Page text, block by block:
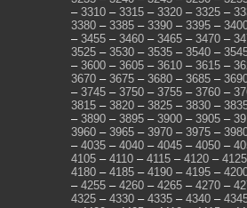
– 3310 – 3315 – 3320 – 3325 –
3380 – 3385 – 3390 – 3395 –
– 3455 – 3460 – 3465 – 3470 –
3525 – 3530 – 3535 – 3540 –
– 3600 – 3605 – 3610 – 3615 –
3670 – 3675 – 3680 – 3685 –
– 3745 – 3750 – 3755 – 3760 –
3815 – 3820 – 3825 – 3830 –
– 3890 – 3895 – 3900 – 3905 –
3960 – 3965 – 3970 – 3975 –
– 4035 – 4040 – 4045 – 4050 –
4105 – 4110 – 4115 – 4120 – 4125
4180 – 4185 – 4190 – 4195 –
– 4255 – 4260 – 4265 – 4270 –
4325 – 4330 – 4335 – 4340 –